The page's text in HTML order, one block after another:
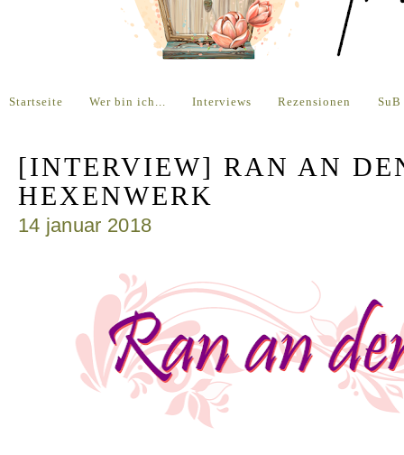
Startseite Wer bin ich... Interviews Rezensionen SuB
[INTERVIEW] RAN AN
HEXENWERK
14 januar 2018